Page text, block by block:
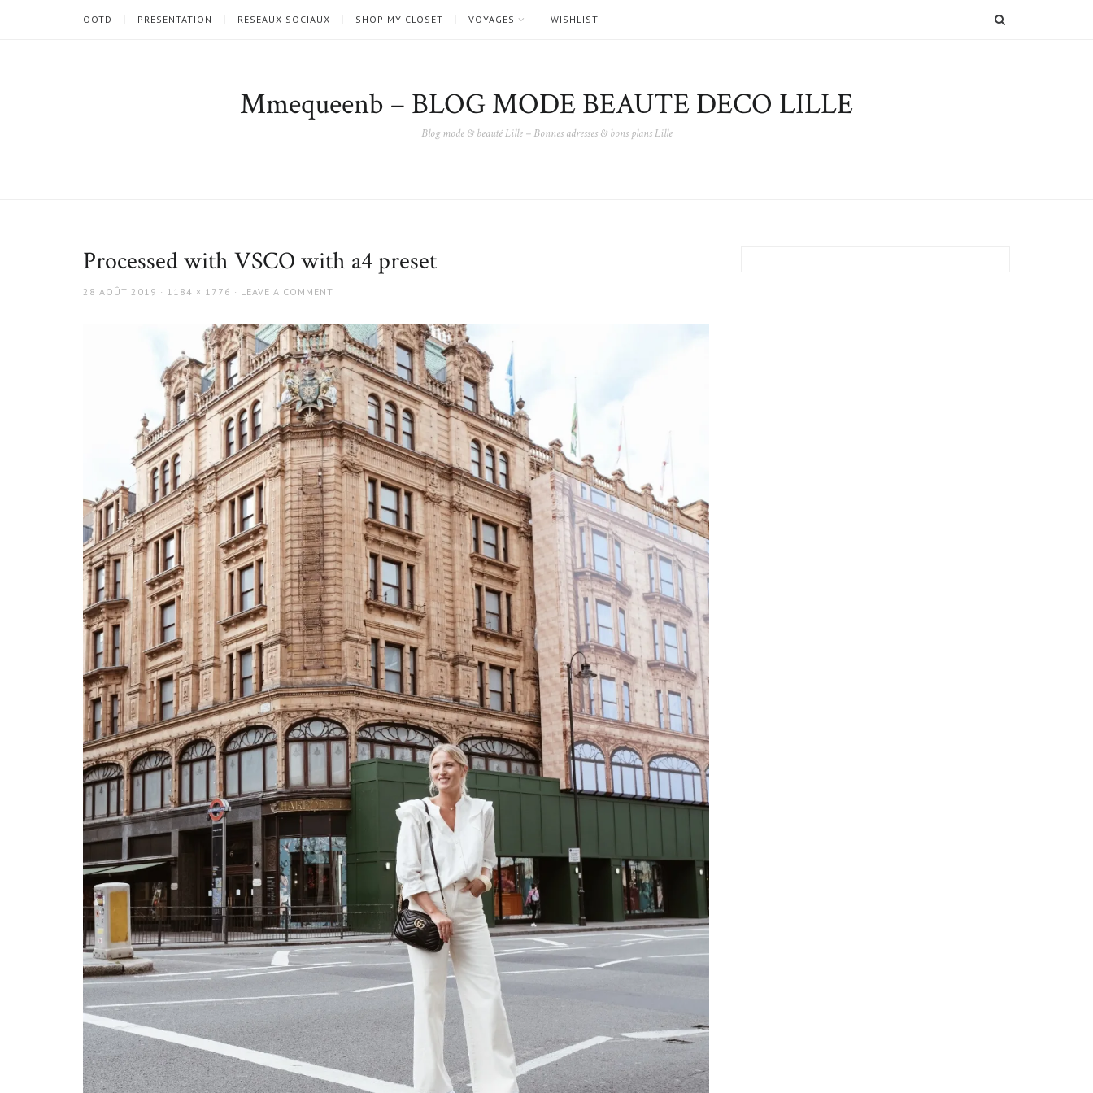
OOTD PRESENTATION RÉSEAUX SOCIAUX SHOP MY CLOSET VOYAGES WISHLIST
Mmequeenb – BLOG MODE BEAUTE DECO LILLE
Blog mode & beauté Lille – Bonnes adresses & bons plans Lille
Processed with VSCO with a4 preset
POSTED
28 AOÛT 2019
FULL
1184 × 1776 LEAVE A COMMENT